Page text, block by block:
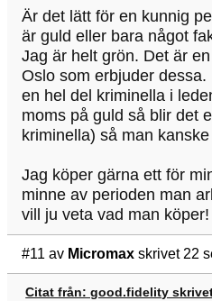
Är det lätt för en kunnig
är guld eller bara något
Jag är helt grön. Det är
Oslo som erbjuder
en hel del kriminella i
moms på guld så blir det
kriminella) så man
Jag köper gärna ett för
minne av perioden man
vill ju veta vad man köper!
#11 av Micromax skrivet 22
Citat från: good.fidelity